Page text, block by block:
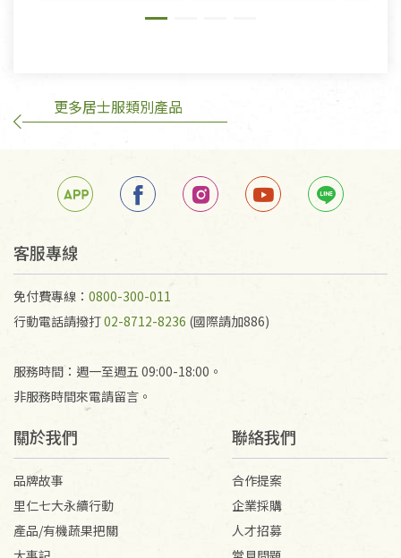
訂購手抄稿退貨需知：
若未保持原包裝方式或未使用原箱退回，導致書籍有
任何折損、磨損、污損或凹角，將不接受退貨，也不
不接受退貨之手抄稿，為敬重法寶故，里仁網購無法
代為結緣處理等。 若需將手抄稿寄還給消費者，因而
產生的運費100元/箱將由消費者負擔。
更多居士服類別產品
客服專線
免付費專線： 0800-300-011
行動電話請撥打02-8712-8236 (國際請加886)
服務時間：週一至週五 09:00-18:00。
非服務時間來電請留言。
關於我們
品牌故事
里仁七大永續行動
產品/有機蔬果把關
聯絡我們
合作提案
企業採購
人才招募